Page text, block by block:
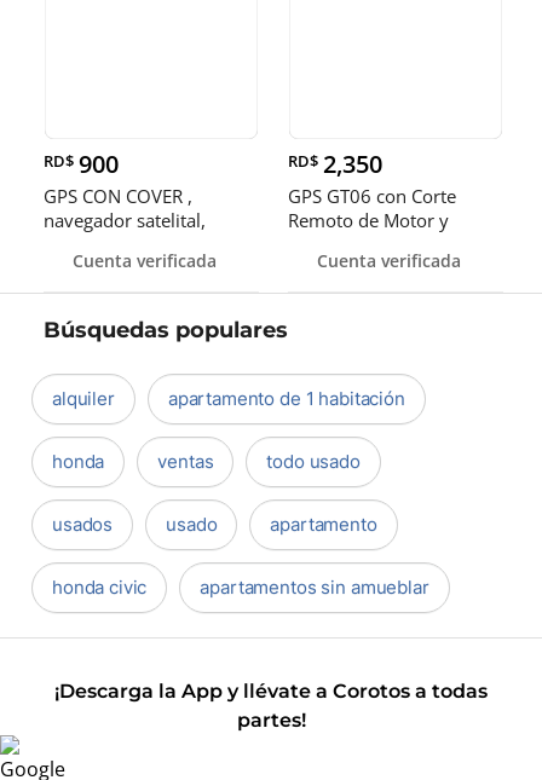
RD$ 900
GPS CON COVER ,
navegador satelital,
Cuenta verificada
RD$ 2,350
GPS GT06 con Corte
Remoto de Motor y
Cuenta verificada
Búsquedas populares
alquiler apartamento de 1 habitación
honda ventas todo usado
usados usado apartamento
honda civic apartamentos sin amueblar
¡Descarga la App y llévate a Corotos a todas
partes!